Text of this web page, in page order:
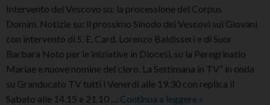
Intervento del Vescovo su: la processione del Corpus
Domini. Notizie su: il prossimo Sinodo dei Vescovi sui Giovani
con intervento di S. E. Card. Lorenzo Baldisseri e di Suor
Barbara Noto per le iniziative in Diocesi, su la Peregrinatio
Mariae e nuove nomine del clero. La Settimana in TV” in onda
su Granducato TV tutti i Venerdì alle 19.30 con replica il
Sabato alle 14.15 e 21.10 … Continua a leggere La»